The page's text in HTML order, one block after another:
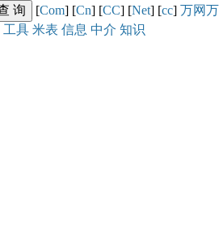
[Com] [Cn] [CC] [Net] [cc] 万网
工具 米表 信息 中介 知识